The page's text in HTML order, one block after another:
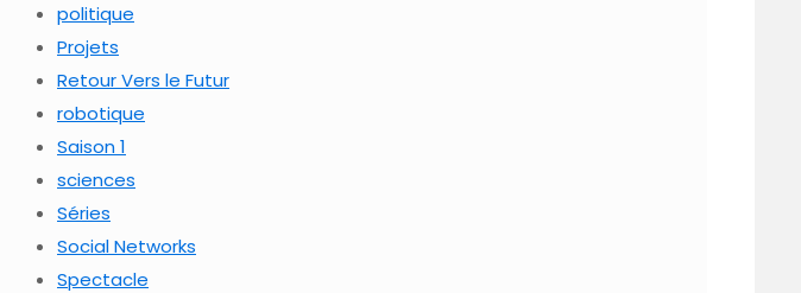
politique
Projets
Retour Vers le Futur
robotique
Saison 1
sciences
Séries
Social Networks
Spectacle